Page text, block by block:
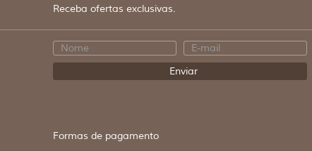
Receba ofertas exclusivas.
Formas de pagamento